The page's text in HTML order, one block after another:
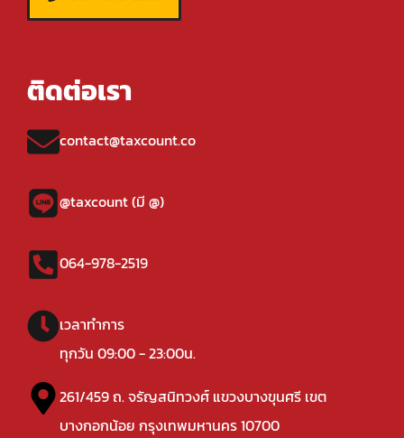
ติดต่อเรา
contact@taxcount.co
@taxcount (มี @)
064-978-2519
เวลาทำการ
ทุกวัน 09:00 - 23:00น.
261/459 ถ. จรัญสนิทวงศ์ แขวงบางขุนศรี เขต
บางกอกน้อย กรุงเทพมหานคร 10700